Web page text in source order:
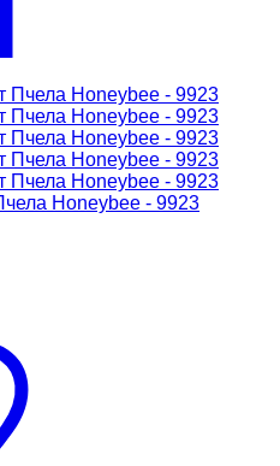
Honeybee - 9923